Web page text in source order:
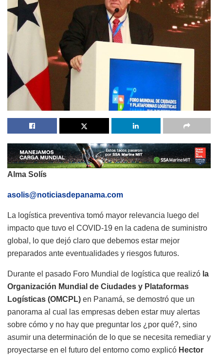
Alma Solís
asolis@noticiasdepanama.com
La logística preventiva tomó mayor relevancia luego del
impacto que tuvo el COVID-19 en la cadena de suministro
global, lo que dejó claro que debemos estar mejor
preparados ante eventualidades y riesgos futuros.
Durante el pasado Foro Mundial de logística que realizó la
Organización Mundial de Ciudades y Plataformas
Logísticas (OMCPL) en Panamá, se demostró que un
panorama al cual las empresas deben estar muy alertas
sobre cómo y no hay que preguntar los ¿por qué?, sino
asumir una determinación de lo que se necesita remediar y
proyectarse en el futuro del entorno como explicó Hector